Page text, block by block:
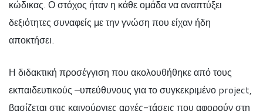
κώδικας. Ο στόχος ήταν η κάθε ομάδα να αναπτύξει
δεξιότητες συναφείς με την γνώση που είχαν ήδη
αποκτήσει.
Η διδακτική προσέγγιση που ακολουθήθηκε από τους
εκπαιδευτικούς –υπεύθυνους για το συγκεκριμένο project,
βασίζεται στις καινούργιες αρχές-τάσεις που αφορούν στη